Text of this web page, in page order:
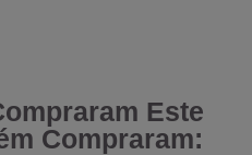
Este
Compraram: